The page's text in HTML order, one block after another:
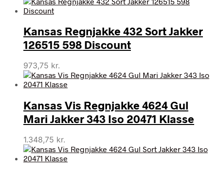
Kansas Regnjakke 432 Sort Jakker
126515 598 Discount
973,75 kr.
Kansas Vis Regnjakke 4624 Gul
Mari Jakker 343 Iso 20471 Klasse
1.348,75 kr.